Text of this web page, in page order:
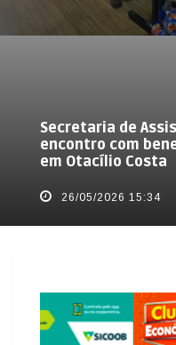
Secretaria de
encontro com
em Otacílio Costa
26/05/2026 15:34